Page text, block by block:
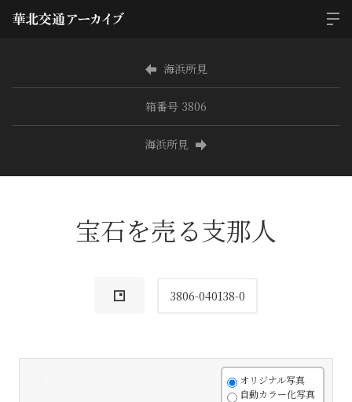
海浜所見
箱番号 3806
海浜所見
宝石を売る支那人
3806-040138-0
オリジナル写真
自動カラー化写真